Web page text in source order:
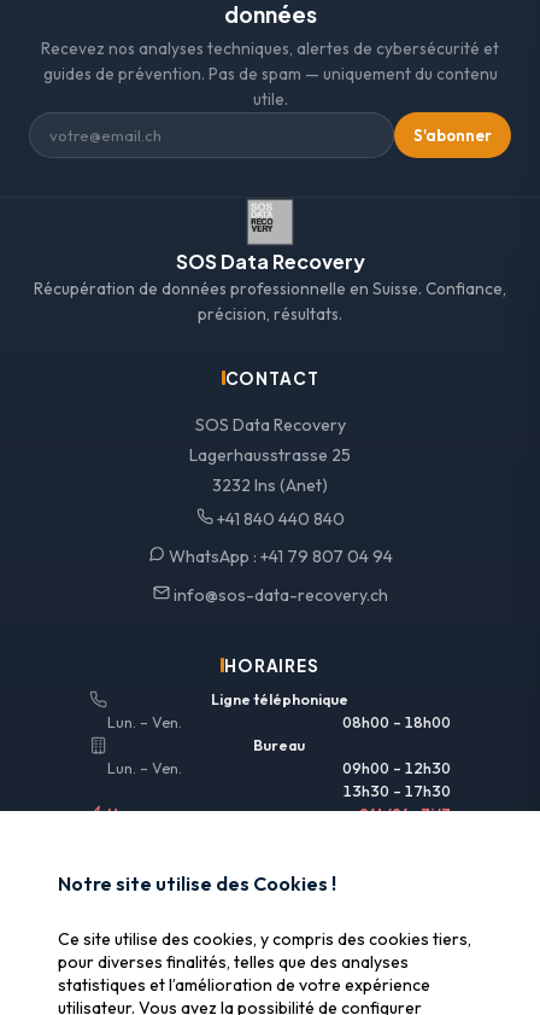
données
Recevez nos analyses techniques, alertes de cybersécurité et
guides de prévention. Pas de spam — uniquement du contenu
utile.
S'abonner
SOS Data Recovery
Récupération de données professionnelle en Suisse. Confiance,
précision, résultats.
CONTACT
SOS Data Recovery
Lagerhausstrasse 25
3232 Ins (Anet)
+41 840 440 840
WhatsApp : +41 79 807 04 94
info@sos-data-recovery.ch
HORAIRES
Ligne téléphonique
Lun. – Ven.
08h00 – 18h00
Bureau
Lun. – Ven.
09h00 – 12h30
13h30 – 17h30
Urgences
24h/24 • 7j/7
LIENS UTILES
Assurance & remboursement
Pourquoi SOS Data Recovery
Notre site utilise des Cookies !
Ce site utilise des cookies, y compris des cookies tiers,
pour diverses finalités, telles que des analyses
statistiques et l’amélioration de votre expérience
utilisateur. Vous avez la possibilité de configurer